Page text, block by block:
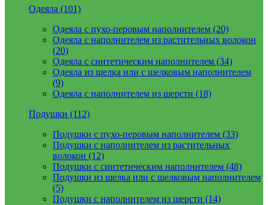
Одеяла (101)
Одеяла с пухо-перовым наполнителем (20)
Одеяла с наполнителем из растительных волокон
(20)
Одеяла с синтетическим наполнителем (34)
Одеяла из шелка или с шелковым наполнителем
(9)
Одеяла с наполнителем из шерсти (18)
Подушки (112)
Подушки с пухо-перовым наполнителем (33)
Подушки с наполнителем из растительных
волокон (12)
Подушки с синтетическим наполнителем (48)
Подушки из шелка или с шелковым наполнителем
(5)
Подушки с наполнителем из шерсти (14)